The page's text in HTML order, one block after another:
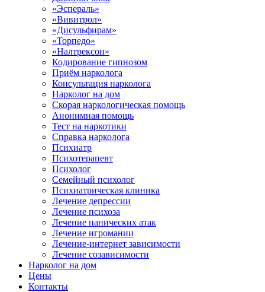
«Эспераль»
«Вивитрол»
«Дисульфирам»
«Торпедо»
«Налтрексон»
Кодирование гипнозом
Приём нарколога
Консультация нарколога
Нарколог на дом
Скорая наркологическая помощь
Анонимная помощь
Тест на наркотики
Справка нарколога
Психиатр
Психотерапевт
Психолог
Семейный психолог
Психиатрическая клиника
Лечение депрессии
Лечение психоза
Лечение панических атак
Лечение игромании
Лечение-интернет зависимости
Лечение созависимости
Нарколог на дом
Цены
Контакты